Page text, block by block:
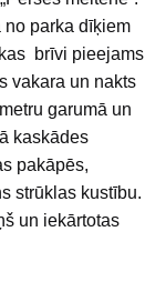
no parka dīķiem
brīvi pieejams
vakara un nakts
garumā un
kaskādes
pakāpēs,
strūklas kustību.
un iekārtotas